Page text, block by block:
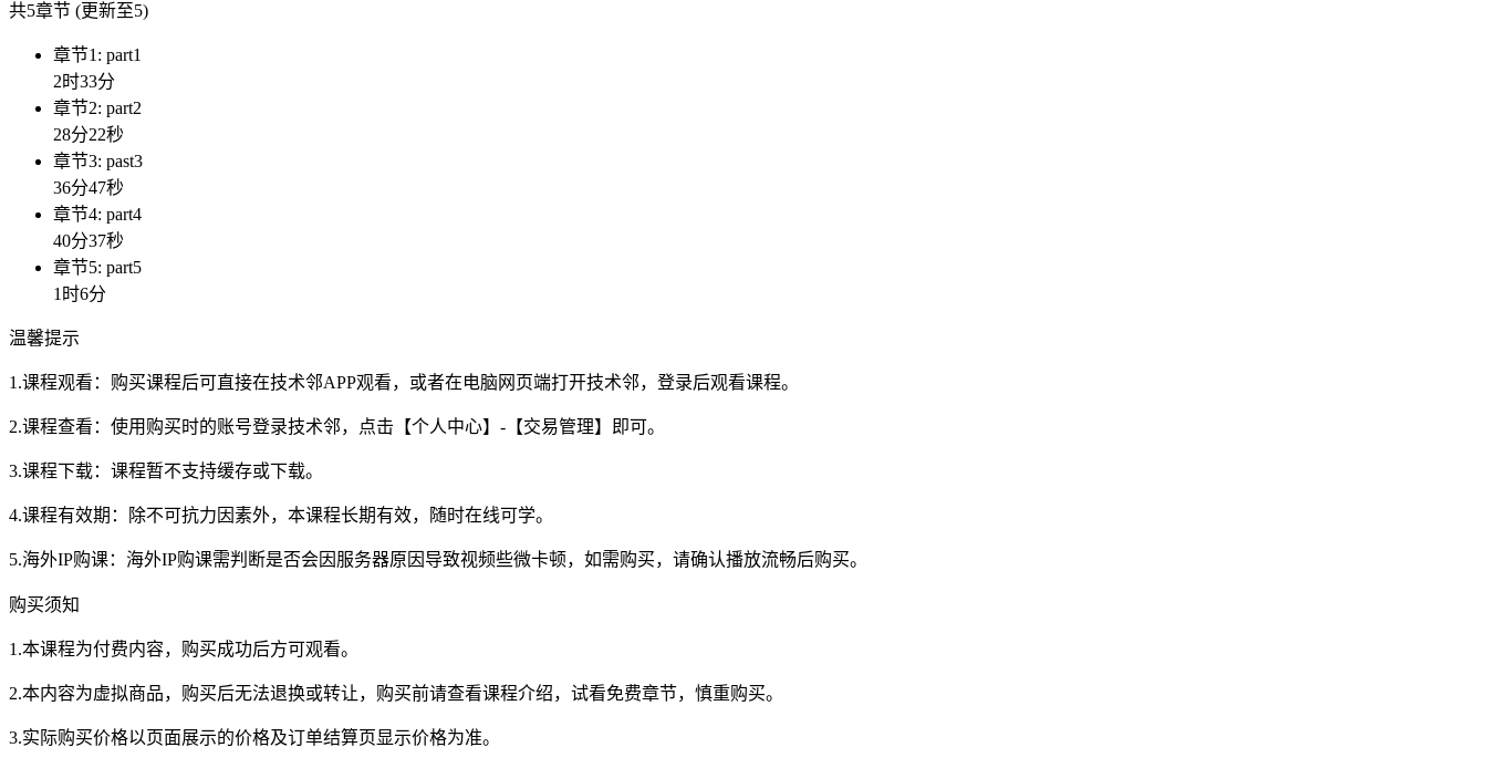
共5章节 (更新至5)
章节1: part1
2时33分
章节2: part2
28分22秒
章节3: past3
36分47秒
章节4: part4
40分37秒
章节5: part5
1时6分
温馨提示
1.课程观看：购买课程后可直接在技术邻APP观看，或者在电脑网页端打开技术邻，登录后观看课程。
2.课程查看：使用购买时的账号登录技术邻，点击【个人中心】-【交易管理】即可。
3.课程下载：课程暂不支持缓存或下载。
4.课程有效期：除不可抗力因素外，本课程长期有效，随时在线可学。
5.海外IP购课：海外IP购课需判断是否会因服务器原因导致视频些微卡顿，如需购买，请确认播放流畅后购买。
购买须知
1.本课程为付费内容，购买成功后方可观看。
2.本内容为虚拟商品，购买后无法退换或转让，购买前请查看课程介绍，试看免费章节，慎重购买。
3.实际购买价格以页面展示的价格及订单结算页显示价格为准。